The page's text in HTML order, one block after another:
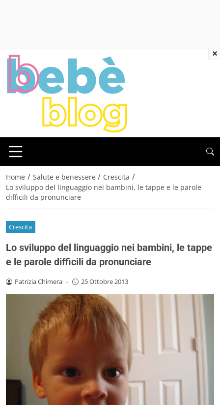
Home / Salute e benessere / Crescita /
Lo sviluppo del linguaggio nei bambini, le tappe e le parole
difficili da pronunciare
Crescita
Lo sviluppo del linguaggio nei bambini, le tappe
e le parole difficili da pronunciare
Patrizia Chimera - 25 Ottobre 2013
×